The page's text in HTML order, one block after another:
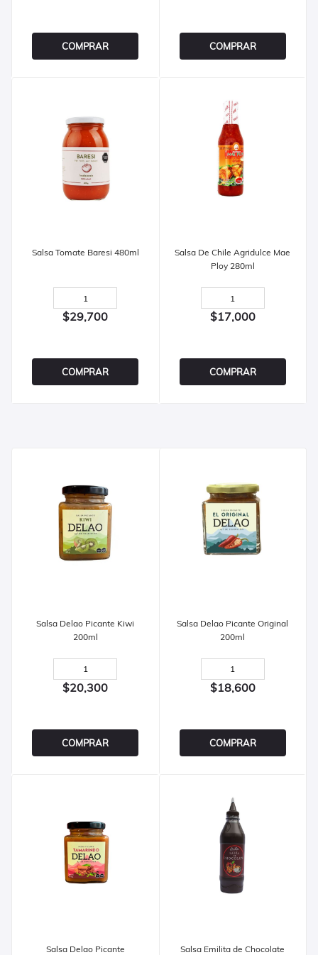
COMPRAR COMPRAR
Salsa Tomate Baresi 480ml
$29,700
COMPRAR
Salsa De Chile Agridulce Mae
Ploy 280ml
$17,000
COMPRAR
Salsa Delao Picante Kiwi
200ml
$20,300
COMPRAR
Salsa Delao Picante Original
200ml
$18,600
COMPRAR
Salsa Delao Picante Salsa Emilita de Chocolate